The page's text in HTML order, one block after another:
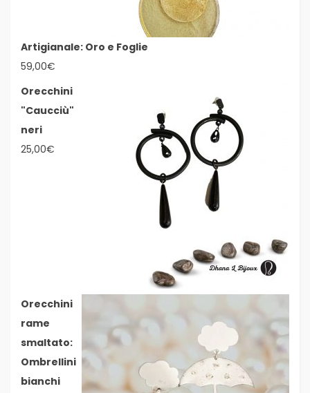
Artigianale: Oro e Foglie
59,00€
Orecchini
"Caucciù"
neri
25,00€
Orecchini
rame
smaltato:
Ombrellini
bianchi